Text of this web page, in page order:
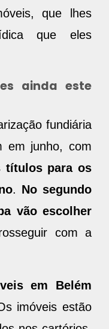
que lhes
que eles
ainda este
fundiária
em junho, com
títulos para os
. No segundo
vão escolher
com a
em Belém
imóveis estão